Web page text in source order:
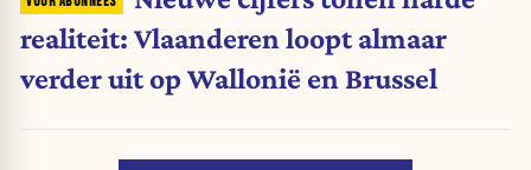
realiteit: Vlaanderen loopt almaar
verder uit op Wallonië en Brussel